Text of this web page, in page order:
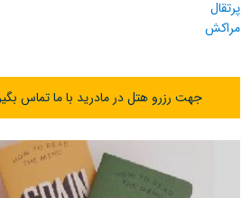
پرتقال
مراکش
جهت رزرو هتل در مادرید با ما تماس